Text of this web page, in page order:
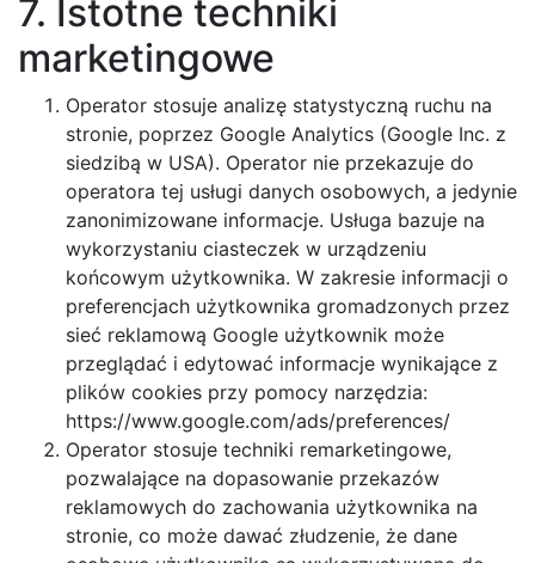
7. Istotne techniki
marketingowe
Operator stosuje analizę statystyczną ruchu na
stronie, poprzez Google Analytics (Google Inc. z
siedzibą w USA). Operator nie przekazuje do
operatora tej usługi danych osobowych, a jedynie
zanonimizowane informacje. Usługa bazuje na
wykorzystaniu ciasteczek w urządzeniu
końcowym użytkownika. W zakresie informacji o
preferencjach użytkownika gromadzonych przez
sieć reklamową Google użytkownik może
przeglądać i edytować informacje wynikające z
plików cookies przy pomocy narzędzia:
https://www.google.com/ads/preferences/
Operator stosuje techniki remarketingowe,
pozwalające na dopasowanie przekazów
reklamowych do zachowania użytkownika na
stronie, co może dawać złudzenie, że dane